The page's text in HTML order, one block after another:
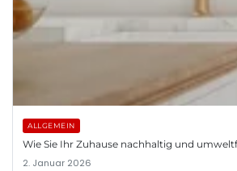
ALLGEMEIN
Wie Sie Ihr Zuhause nachhaltig und
2. Januar 2026